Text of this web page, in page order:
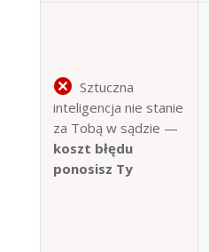
Sztuczna
inteligencja nie stanie
za Tobą w sądzie —
koszt błędu
ponosisz Ty